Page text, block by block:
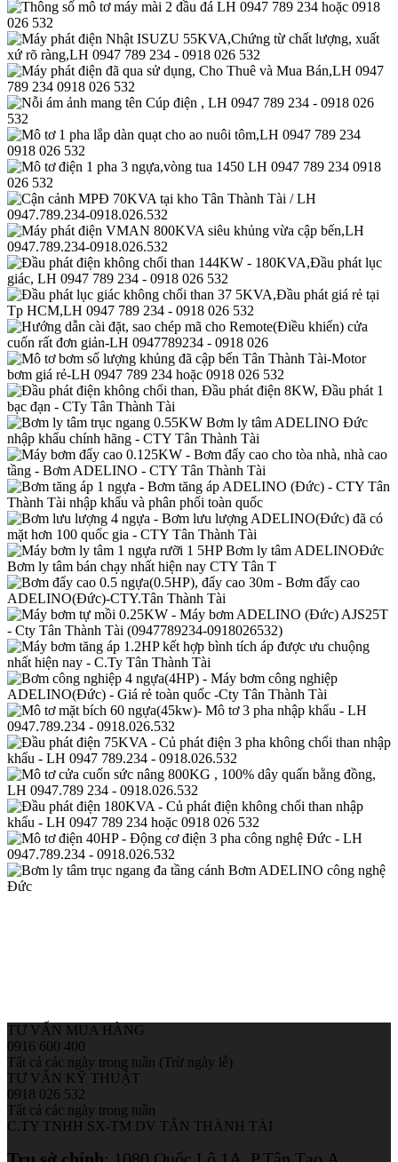
TƯ VẤN MUA HÀNG
0916 600 400
Tất cả các ngày trong tuần (Trừ ngày lễ)
TƯ VẤN KỸ THUẬT
0918 026 532
Tất cả các ngày trong tuần
C.TY TNHH SX-TM DV TÂN THÀNH TÀI